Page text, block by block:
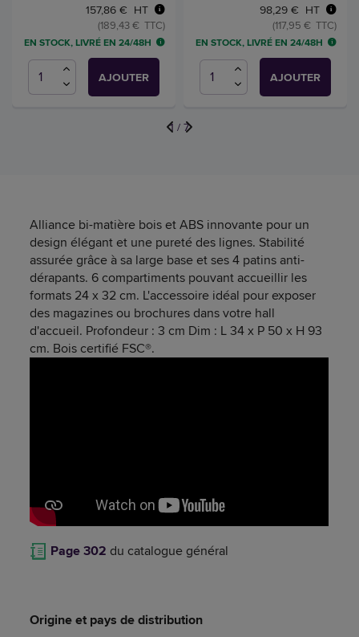
157,86 € HT
(189,43 € TTC)
EN STOCK, LIVRÉ EN 24/48H
AJOUTER
98,29 € HT
(117,95 € TTC)
EN STOCK, LIVRÉ EN 24/48H
AJOUTER
1 / 7
Alliance bi-matière bois et ABS innovante pour un
design élégant et une pureté des lignes. Stabilité
assurée grâce à sa large base et ses 4 patins anti-
dérapants. 6 compartiments pouvant accueillir les
formats 24 x 32 cm. L'accessoire idéal pour exposer
des magazines ou brochures dans votre hall
d'accueil. Profondeur : 3 cm Dim : L 34 x P 50 x H 93
cm. Bois certifié FSC®.
Page 302 du catalogue général
Origine et pays de distribution